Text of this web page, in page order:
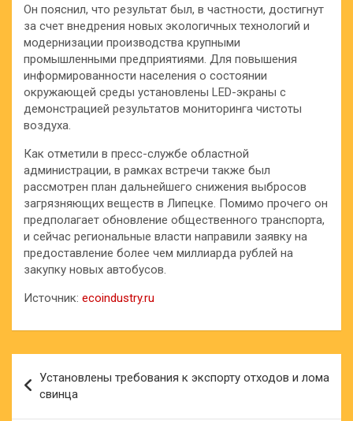
Он пояснил, что результат был, в частности, достигнут
за счет внедрения новых экологичных технологий и
модернизации производства крупными
промышленными предприятиями. Для повышения
информированности населения о состоянии
окружающей среды установлены LED-экраны с
демонстрацией результатов мониторинга чистоты
воздуха.
Как отметили в пресс-службе областной
администрации, в рамках встречи также был
рассмотрен план дальнейшего снижения выбросов
загрязняющих веществ в Липецке. Помимо прочего он
предполагает обновление общественного транспорта,
и сейчас региональные власти направили заявку на
предоставление более чем миллиарда рублей на
закупку новых автобусов.
Источник: ecoindustry.ru
по
записям
Установлены требования к экспорту отходов и лома
свинца